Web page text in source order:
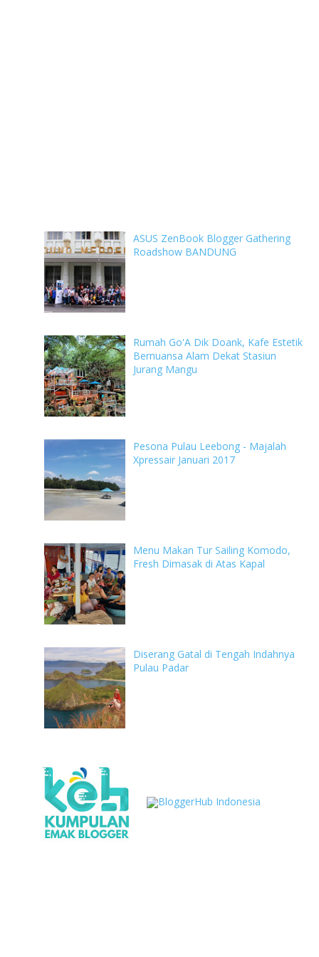
ASUS ZenBook Blogger Gathering
Roadshow BANDUNG
Rumah Go'A Dik Doank, Kafe Estetik
Bernuansa Alam Dekat Stasiun
Jurang Mangu
Pesona Pulau Leebong - Majalah
Xpressair Januari 2017
Menu Makan Tur Sailing Komodo,
Fresh Dimasak di Atas Kapal
Diserang Gatal di Tengah Indahnya
Pulau Padar